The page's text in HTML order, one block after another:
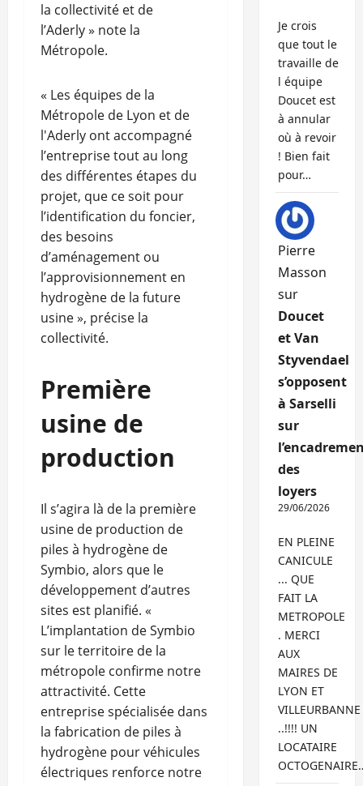
la collectivité et de
l’Aderly » note la
Métropole.
« Les équipes de la
Métropole de Lyon et de
l'Aderly ont accompagné
l’entreprise tout au long
des différentes étapes du
projet, que ce soit pour
l’identification du foncier,
des besoins
d’aménagement ou
l’approvisionnement en
hydrogène de la future
usine », précise la
collectivité.
Première
usine de
production
Il s’agira là de la première
usine de production de
piles à hydrogène de
Symbio, alors que le
développement d’autres
sites est planifié. «
L’implantation de Symbio
sur le territoire de la
métropole confirme notre
attractivité. Cette
entreprise spécialisée dans
la fabrication de piles à
hydrogène pour véhicules
électriques renforce notre
Je crois
que tout le
travaille de
l équipe
Doucet est
à annular
où à revoir
! Bien fait
pour…
Pierre
Masson
sur
Doucet
et Van
Styvendael
s’opposent
à Sarselli
sur
des
loyers
29/06/2026
EN PLEINE
CANICULE
... QUE
FAIT LA
METROPOLE
. MERCI
AUX
MAIRES DE
LYON ET
VILLEURBANNE
..!!!! UN
LOCATAIRE